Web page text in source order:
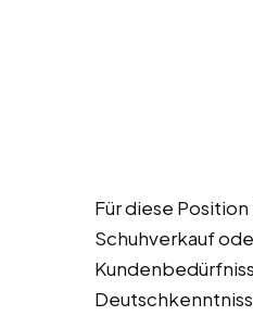
Für diese
Schuhverkauf